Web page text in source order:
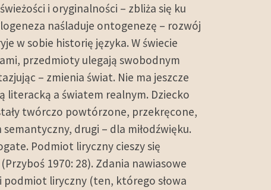
i oryginalności – zbliża się ku
naśladuje ontogenezę – rozwój
w sobie historię języka. W świecie
przedmioty ulegają swobodnym
– zmienia świat. Nie ma jeszcze
literacką a światem realnym. Dziecko
twórczo powtórzone, przekręcone,
drugi – dla miłodźwięku.
Podmiot liryczny cieszy się
1970: 28). Zdania nawiasowe
podmiot liryczny (ten, którego słowa